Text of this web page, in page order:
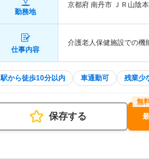
勤務地
京都府 南丹市 ＪＲ山陰
仕事内容
介護老人保健施設での機
駅から徒歩10分以内 車通勤可 残業少
保存する